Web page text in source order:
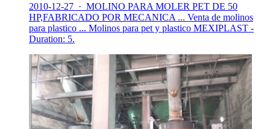
2010-12-27 · MOLINO PARA MOLER PET DE 50
HP,FABRICADO POR MECANICA ... Venta de molinos
para plastico ... Molinos para pet y plastico MEXIPLAST -
Duration: 5.